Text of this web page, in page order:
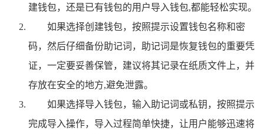
建钱包，还是已有钱包的用户导入钱包,都能轻松实现。
如果选择创建钱包，按照提示设置钱包名称和密
码，然后仔细备份助记词，助记词是恢复钱包的重要凭
证，一定要妥善保管，建议将其记录在纸质文件上，并
存放在安全的地方,避免泄露。
如果选择导入钱包，输入助记词或私钥，按照提示
完成导入操作，导入过程简单快捷，让用户能够迅速将